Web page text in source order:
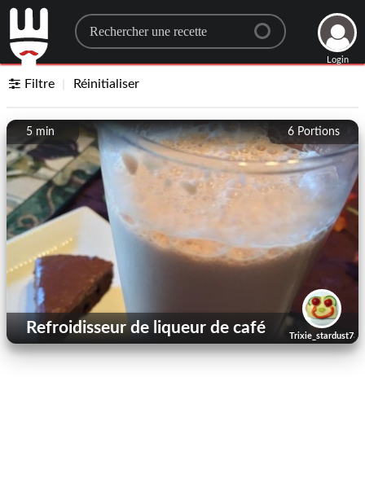
Search for a recipe
Login
Filtre Réinitialiser
6 Portions
5 min
Trixie_stardust73
Refroidisseur de liqueur de café